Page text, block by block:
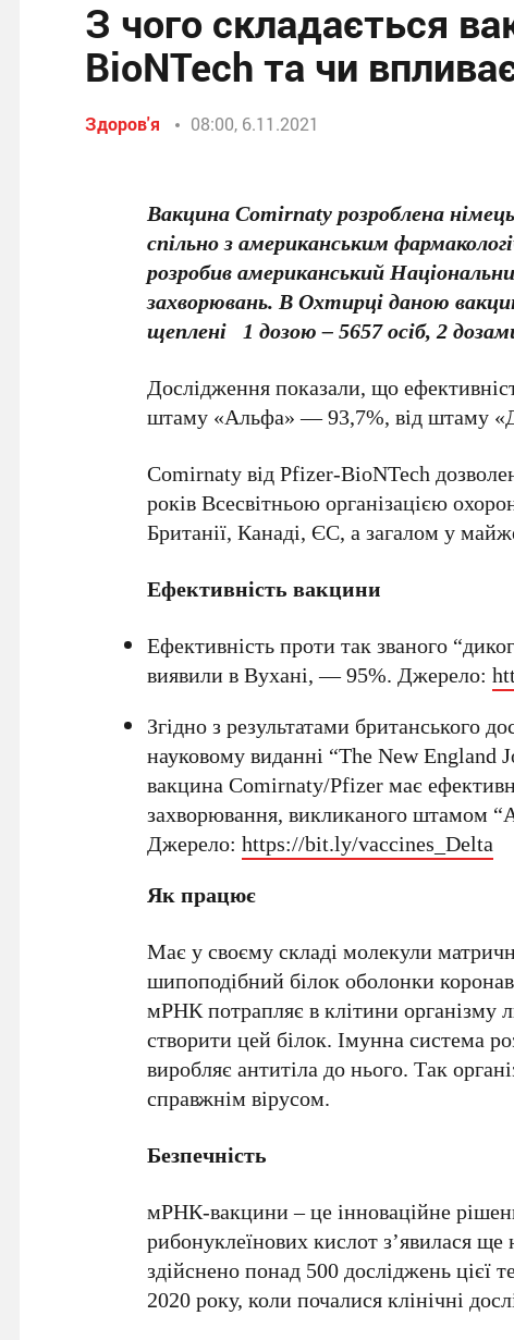
З чого складається
BioNTech та чи
Здоров'я 08:00, 6.11.2021
Вакцина Comirnaty розроблена
спільно з американським
розробив американський
захворювань. В Охтирці даною
щеплені 1 дозою – 5657 осіб, 2
Дослідження показали, що
штаму «Альфа» — 93,7%, від штаму
Comirnaty від Pfizer-BioNTech
років Всесвітньою організацією
Британії, Канаді, ЄС, а загалом у
Ефективність вакцини
Ефективність проти так званого
виявили в Вухані, — 95%. Джерело:
Згідно з результатами британського
науковому виданні “The New England
вакцина Comirnaty/Pfizer має
захворювання, викликаного штамом
Джерело:https://bit.ly/vaccines_Delta
Як працює
Має у своєму складі молекули
шипоподібний білок оболонки
мРНК потрапляє в клітини організму
створити цей білок. Імунна система
виробляє антитіла до нього. Так
справжнім вірусом.
Безпечність
мРНК-вакцини – це інноваційне
рибонуклеїнових кислот з’явилася ще
здійснено понад 500 досліджень цієї
2020 року, коли почалися клінічні